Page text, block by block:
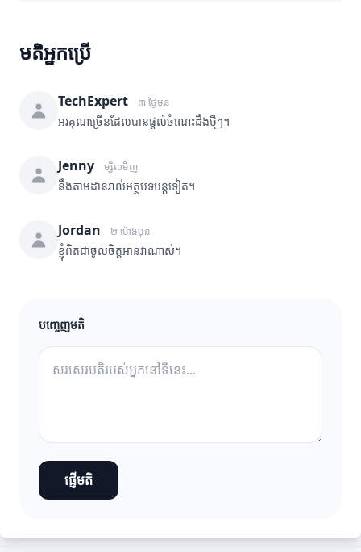
មតិអ្នកប្រើ
TechExpert ៣ ថ្ងៃមុន
អរគុណច្រើនដែលបានផ្តល់ចំណេះដឹងថ្មីៗ។
Jenny ម្សិលមិញ
នឹងតាមដានរាល់អត្ថបទបន្តទៀត។
Jordan ២ ម៉ោងមុន
ខ្ញុំពិតជាចូលចិត្តអានវាណាស់។
បញ្ចេញមតិ
ផ្ញើមតិ